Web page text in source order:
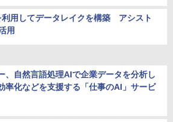
用してデータレイクを構築 アシスト
用
、自然言語処理AIで企業データを分析し
率化などを支援する「仕事のAI」サービ